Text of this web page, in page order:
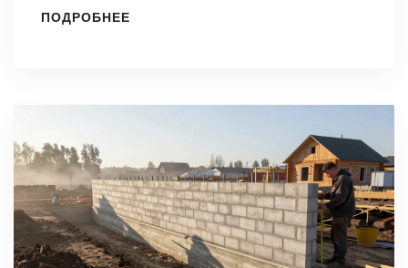
ПОДРОБНЕЕ